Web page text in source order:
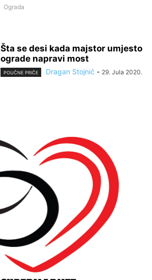
Ograda
Šta se desi kada majstor umjesto
ograde napravi most
POUČNE PRIČE Dragan Stojnić - 29. Jula 2020.